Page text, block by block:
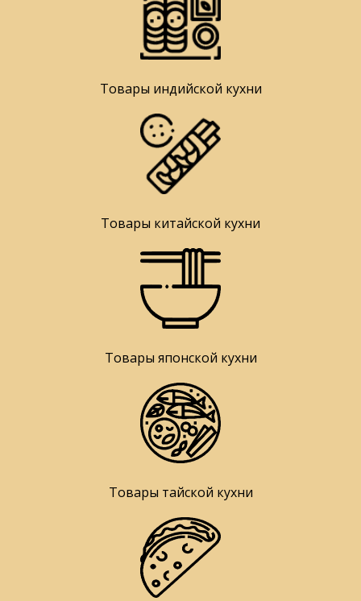
Товары индийской кухни
Товары китайской кухни
Товары японской кухни
Товары тайской кухни